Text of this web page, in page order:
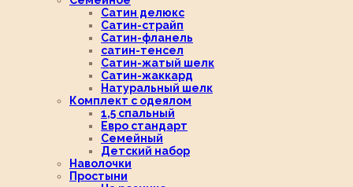
Сатин делюкс
Сатин-страйп
Сатин-фланель
сатин-тенсел
Сатин-жатый шелк
Сатин-жаккард
Натуральный шелк
Комплект с одеялом
1,5 спальный
Евро стандарт
Семейный
Детский набор
Наволочки
Простыни